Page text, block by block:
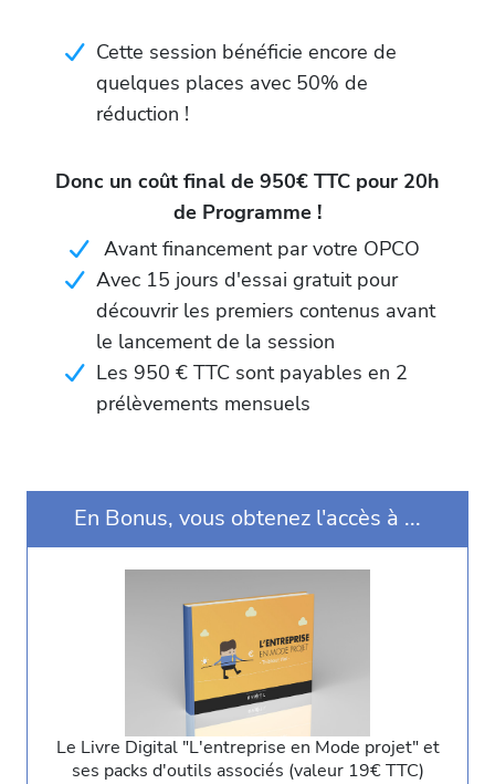
Cette session bénéficie encore de
quelques places avec 50% de
réduction !
Donc un coût final de 950€ TTC pour 20h
de Programme !
Avant financement par votre OPCO
Avec 15 jours d'essai gratuit pour
découvrir les premiers contenus avant
le lancement de la session
Les 950 € TTC sont payables en 2
prélèvements mensuels
En Bonus, vous obtenez l'accès à ...
Le Livre Digital "L'entreprise en Mode projet" et
ses packs d'outils associés (valeur 19€ TTC)